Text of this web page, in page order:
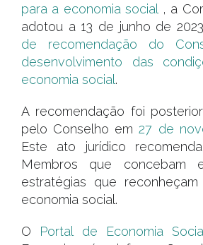
para a economia social
, a
adotou a 13 de junho de 2023
de recomendação do
desenvolvimento das
economia social .
A recomendação foi
pelo Conselho em27 de
Este ato jurídico
Membros que concebam
estratégias que
economia social.
O Portal de Economia Social